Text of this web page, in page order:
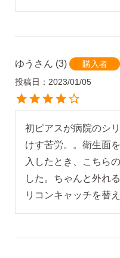
SNS 時
フォロー
ピアス
ようこそ！！
ゆう 3 購入者
投稿日
2023/01/05
初ピアスが病院のシ
けす苦労。。衛生面
入したとき、こちら
した。ちゃんと外れ
リコンキャッチを替え